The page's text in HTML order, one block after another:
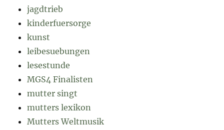
jagdtrieb
kinderfuersorge
kunst
leibesuebungen
lesestunde
MGS4 Finalisten
mutter singt
mutters lexikon
Mutters Weltmusik